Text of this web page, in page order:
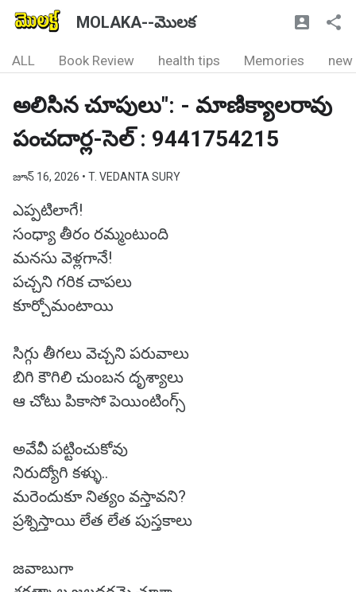
MOLAKA--మొలక
ALL Book Review health tips Memories new
అలిసిన చూపులు": - మాణిక్యాలరావు
పంచదార్ల-సెల్ : 9441754215
జూన్ 16, 2026 • T. VEDANTA SURY
ఎప్పటిలాగే!
సంధ్యా తీరం రమ్మంటుంది
మనసు వెళ్లగానే!
పచ్చని గరిక చాపలు
కూర్చోమంటాయి
సిగ్గు తీగలు వెచ్చని పరువాలు
బిగి కౌగిలి చుంబన దృశ్యాలు
ఆ చోటు పికాసో పెయింటింగ్స్
అవేవీ పట్టించుకోవు
నిరుద్యోగి కళ్ళు..
మరెందుకూ నిత్యం వస్తావని?
ప్రశ్నిస్తాయి లేత లేత పుస్తకాలు
జవాబుగా